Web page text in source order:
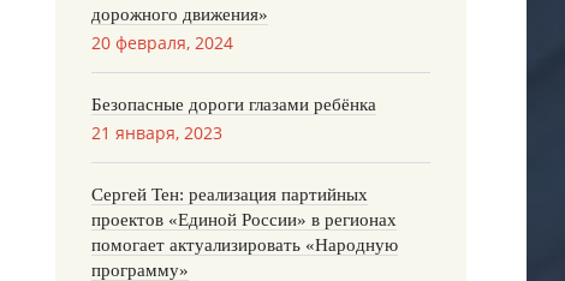
дорожного движения»
20 февраля, 2024
Безопасные дороги глазами ребёнка
21 января, 2023
Сергей Тен: реализация партийных
проектов «Единой России» в регионах
помогает актуализировать «Народную
программу»